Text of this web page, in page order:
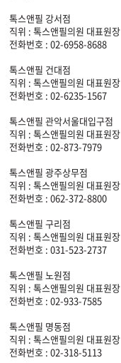
톡스앤필 강서점
직위 : 톡스앤필의원 대표원장
전화번호 : 02-6958-8688
톡스앤필 건대점
직위 : 톡스앤필의원 대표원장
전화번호 : 02-6235-1567
톡스앤필 관악서울대입구점
직위 : 톡스앤필의원 대표원장
전화번호 : 02-873-7979
톡스앤필 광주상무점
직위 : 톡스앤필의원 대표원장
전화번호 : 062-372-8800
톡스앤필 구리점
직위 : 톡스앤필의원 대표원장
전화번호 : 031-523-2737
톡스앤필 노원점
직위 : 톡스앤필의원 대표원장
전화번호 : 02-933-7585
톡스앤필 명동점
직위 : 톡스앤필의원 대표원장
전화번호 : 02-318-5113